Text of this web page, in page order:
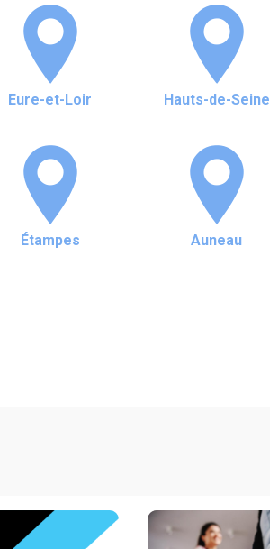
Eure-et-Loir Hauts-de-Seine
Étampes Auneau